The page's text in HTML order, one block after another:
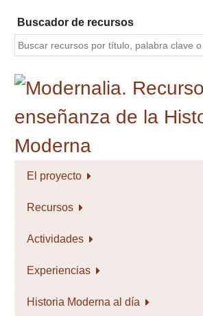
contenido
principal
Buscador de recursos
El proyecto
Recursos
Actividades
Experiencias
Historia Moderna al día